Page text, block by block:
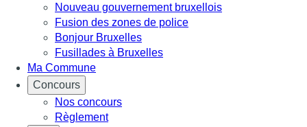
Nouveau gouvernement bruxellois
Fusion des zones de police
Bonjour Bruxelles
Fusillades à Bruxelles
Ma Commune
Concours
Nos concours
Règlement